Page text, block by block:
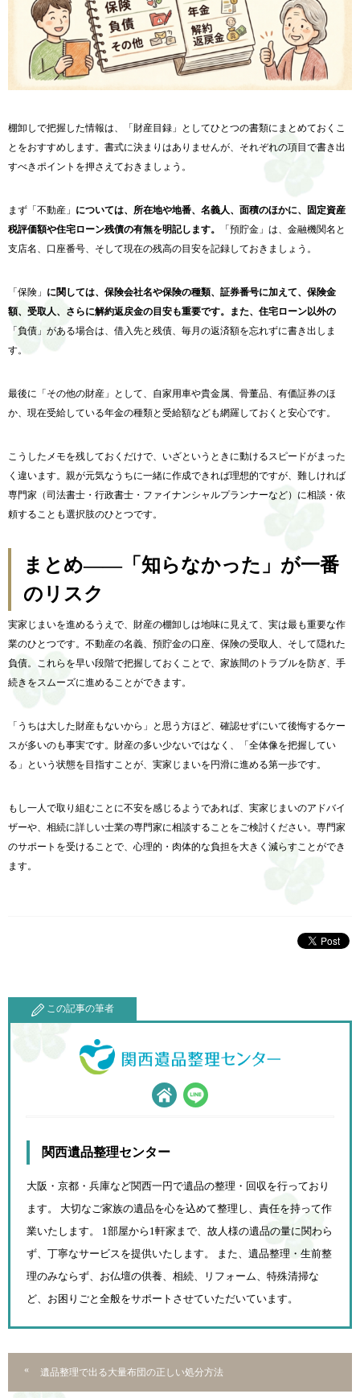
棚卸しで把握した情報は、「財産目録」としてひとつの書類にまとめておくこ
とをおすすめします。書式に決まりはありませんが、それぞれの項目で書き出
すべきポイントを押さえておきましょう。
まず「不動産」 については、所在地や地番、名義人、面積のほかに、固定資産
税評価額や住宅ローン残債の有無を明記します。
「預貯金」は、金融機関名と
支店名、口座番号、そして現在の残高の目安を記録しておきましょう。
「保険」 に関しては、保険会社名や保険の種類、証券番号に加えて、保険金
額、受取人、さらに解約返戻金の目安も重要です。また、住宅ローン以外の
「負債」がある場合は、借入先と残債、毎月の返済額を忘れずに書き出しま
す。
最後に「その他の財産」として、自家用車や貴金属、骨董品、有価証券のほ
か、現在受給している年金の種類と受給額なども網羅しておくと安心です。
こうしたメモを残しておくだけで、いざというときに動けるスピードがまった
く違います。親が元気なうちに一緒に作成できれば理想的ですが、難しければ
専門家（司法書士・行政書士・ファイナンシャルプランナーなど）に相談・依
頼することも選択肢のひとつです。
まとめ——「知らなかった」が一番
のリスク
実家じまいを進めるうえで、財産の棚卸しは地味に見えて、実は最も重要な作
業のひとつです。不動産の名義、預貯金の口座、保険の受取人、そして隠れた
負債。これらを早い段階で把握しておくことで、家族間のトラブルを防ぎ、手
続きをスムーズに進めることができます。
「うちは大した財産もないから」と思う方ほど、確認せずにいて後悔するケー
スが多いのも事実です。財産の多い少ないではなく、「全体像を把握してい
る」という状態を目指すことが、実家じまいを円滑に進める第一歩です。
もし一人で取り組むことに不安を感じるようであれば、実家じまいのアドバイ
ザーや、相続に詳しい士業の専門家に相談することをご検討ください。専門家
のサポートを受けることで、心理的・肉体的な負担を大きく減らすことができ
ます。
この記事の筆者
関西遺品整理センター
大阪・京都・兵庫など関西一円で遺品の整理・回収を行っており
ます。 大切なご家族の遺品を心を込めて整理し、責任を持って作
業いたします。 1部屋から1軒家まで、故人様の遺品の量に関わら
ず、 丁寧なサービスを提供いたします。 また、遺品整理・生前整
理のみならず、お仏壇の供養、相続、
リフォーム、特殊清掃な
ど、お困りごと全般をサポートさせていただいています。
遺品整理で出る大量布団の正しい処分方法